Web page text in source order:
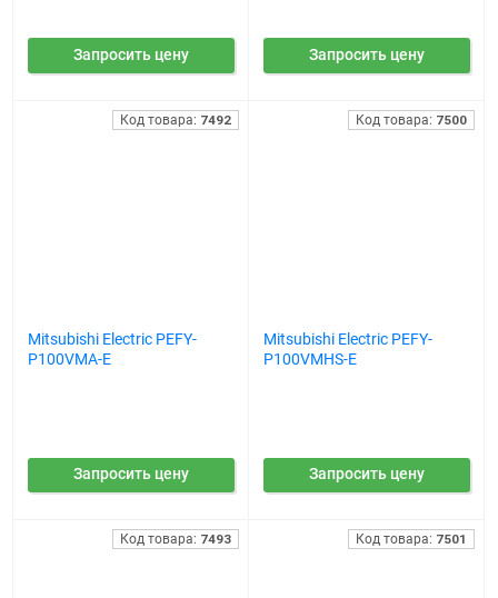
Запросить цену Запросить цену
Код товара: 7492
Mitsubishi Electric PEFY-
P100VMA-E
Запросить цену
Код товара: 7500
Mitsubishi Electric PEFY-
P100VMHS-E
Запросить цену
Код товара: 7493 Код товара: 7501